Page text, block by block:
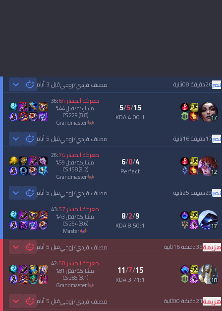
مصنف فردي/زوجيقبل 3 أيام نصر26دقيقة 08ثانية
17
15
/
5
/
5
4.00:1 KDA
معركة المسار64
:
36
مشاركة/قتل44
%
CS229(8.8)
grandmaster
مصنف فردي/زوجيقبل 5 أيام نصر17دقيقة 16ثانية
12
4
/
0
/
6
Perfect
معركة المسار74
:
26
مشاركة/قتل59
%
CS158(9.2)
grandmaster
مصنف فردي/زوجيقبل 5 أيام نصر29دقيقة 25ثانية
17
9
/
2
/
8
8.50:1 KDA
معركة المسار57
:
43
مشاركة/قتل43
%
CS254(8.6)
master
مصنف فردي/زوجيقبل 5 أيام هزيمة35دقيقة 16ثانية
18
15
/
7
/
11
3.71:1 KDA
معركة المسار58
:
42
مشاركة/قتل 81
%
CS285(8.1)
grandmaster
مصنف فردي/زوجيقبل 5 أيام هزيمة21دقيقة 00ثانية